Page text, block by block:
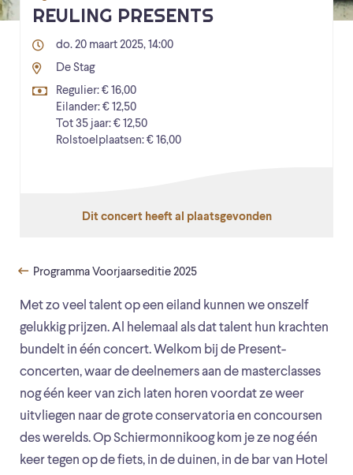
Met zo veel talent op een eiland kunnen we onszelf
gelukkig prijzen. Al helemaal als dat talent hun krachten
bundelt in één concert. Welkom bij de Present-
concerten, waar de deelnemers aan de masterclasses
nog één keer van zich laten horen voordat ze weer
uitvliegen naar de grote conservatoria en concoursen
des werelds. Op Schiermonnikoog kom je ze nog één
keer tegen op de fiets, in de duinen, in de bar van Hotel
REULING PRESENTS
do. 20 maart 2025, 14:00
De Stag
Regulier: € 16,00
Eilander: € 12,50
Tot 35 jaar: € 12,50
Rolstoelplaatsen: € 16,00
Dit concert heeft al plaatsgevonden
Programma Voorjaarseditie 2025